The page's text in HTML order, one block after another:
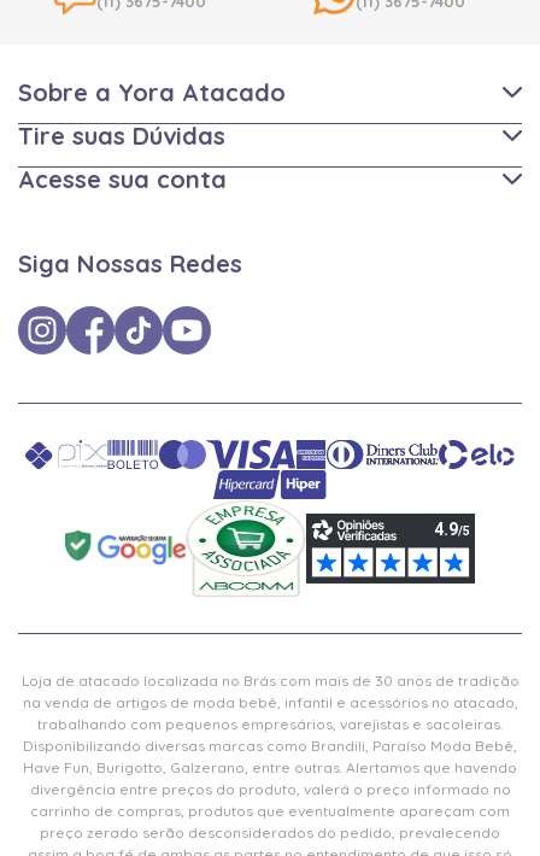
Sobre a Yora Atacado
Tire suas Dúvidas
Acesse sua conta
Siga Nossas Redes
Loja de atacado localizada no Brás com mais de 30 anos de tradição
na venda de artigos de moda bebê, infantil e acessórios no atacado,
trabalhando com pequenos empresários, varejistas e sacoleiras.
Disponibilizando diversas marcas como Brandili, Paraíso Moda Bebê,
Have Fun, Burigotto, Galzerano, entre outras. Alertamos que havendo
divergência entre preços do produto, valerá o preço informado no
carrinho de compras, produtos que eventualmente apareçam com
preço zerado serão desconsiderados do pedido, prevalecendo